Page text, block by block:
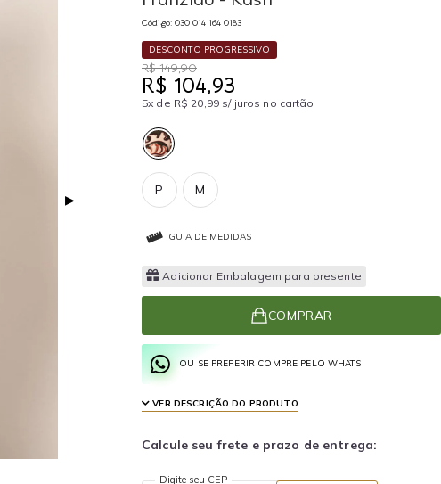
▶
Código: 030 014 164 0183
DESCONTO PROGRESSIVO
R$ 149,90
R$ 104,93
5x de R$ 20,99 s/ juros no cartão
M
P
GUIA DE MEDIDAS
Adicionar Embalagem para presente
COMPRAR
OU SE PREFERIR COMPRE PELO WHATS
VER DESCRIÇÃO DO PRODUTO
Calcule seu frete e prazo de entrega:
Digite seu CEP